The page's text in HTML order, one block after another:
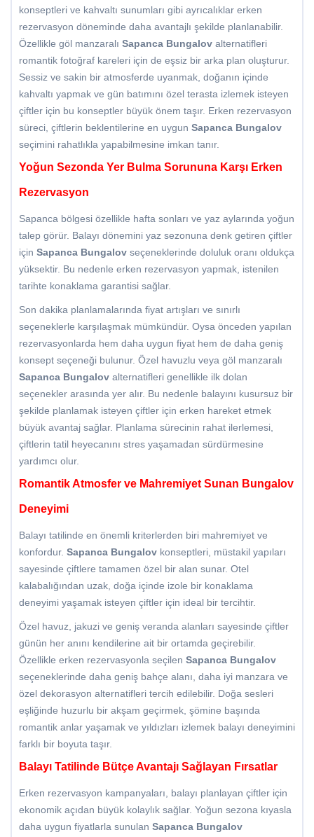
konseptleri ve kahvaltı sunumları gibi ayrıcalıklar erken
rezervasyon döneminde daha avantajlı şekilde planlanabilir.
Özellikle göl manzaralı Sapanca Bungalov alternatifleri
romantik fotoğraf kareleri için de eşsiz bir arka plan oluşturur.
Sessiz ve sakin bir atmosferde uyanmak, doğanın içinde
kahvaltı yapmak ve gün batımını özel terasta izlemek isteyen
çiftler için bu konseptler büyük önem taşır. Erken rezervasyon
süreci, çiftlerin beklentilerine en uygun Sapanca Bungalov
seçimini rahatlıkla yapabilmesine imkan tanır.
Yoğun Sezonda Yer Bulma Sorununa Karşı Erken
Rezervasyon
Sapanca bölgesi özellikle hafta sonları ve yaz aylarında yoğun
talep görür. Balayı dönemini yaz sezonuna denk getiren çiftler
için Sapanca Bungalov seçeneklerinde doluluk oranı oldukça
yüksektir. Bu nedenle erken rezervasyon yapmak, istenilen
tarihte konaklama garantisi sağlar.
Son dakika planlamalarında fiyat artışları ve sınırlı
seçeneklerle karşılaşmak mümkündür. Oysa önceden yapılan
rezervasyonlarda hem daha uygun fiyat hem de daha geniş
konsept seçeneği bulunur. Özel havuzlu veya göl manzaralı
Sapanca Bungalov alternatifleri genellikle ilk dolan
seçenekler arasında yer alır. Bu nedenle balayını kusursuz bir
şekilde planlamak isteyen çiftler için erken hareket etmek
büyük avantaj sağlar. Planlama sürecinin rahat ilerlemesi,
çiftlerin tatil heyecanını stres yaşamadan sürdürmesine
yardımcı olur.
Romantik Atmosfer ve Mahremiyet Sunan Bungalov
Deneyimi
Balayı tatilinde en önemli kriterlerden biri mahremiyet ve
konfordur. Sapanca Bungalov konseptleri, müstakil yapıları
sayesinde çiftlere tamamen özel bir alan sunar. Otel
kalabalığından uzak, doğa içinde izole bir konaklama
deneyimi yaşamak isteyen çiftler için ideal bir tercihtir.
Özel havuz, jakuzi ve geniş veranda alanları sayesinde çiftler
günün her anını kendilerine ait bir ortamda geçirebilir.
Özellikle erken rezervasyonla seçilen Sapanca Bungalov
seçeneklerinde daha geniş bahçe alanı, daha iyi manzara ve
özel dekorasyon alternatifleri tercih edilebilir. Doğa sesleri
eşliğinde huzurlu bir akşam geçirmek, şömine başında
romantik anlar yaşamak ve yıldızları izlemek balayı deneyimini
farklı bir boyuta taşır.
Balayı Tatilinde Bütçe Avantajı Sağlayan Fırsatlar
Erken rezervasyon kampanyaları, balayı planlayan çiftler için
ekonomik açıdan büyük kolaylık sağlar. Yoğun sezona kıyasla
daha uygun fiyatlarla sunulan Sapanca Bungalov